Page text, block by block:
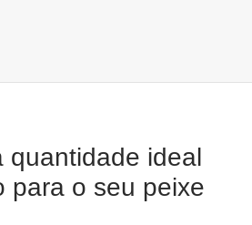
quantidade ideal
para o seu peixe